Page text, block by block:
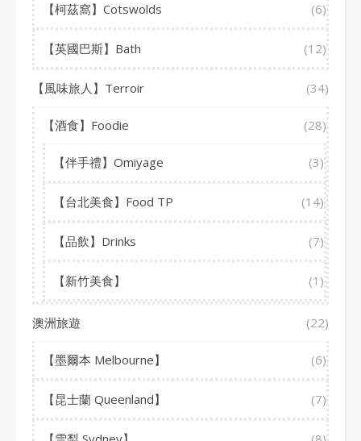
【柯茲窩】Cotswolds (6)
【英國巴斯】Bath (12)
【風味旅人】Terroir (34)
【酒食】Foodie (28)
【伴手禮】Omiyage (3)
【台北美食】Food TP (14)
【品飲】Drinks (7)
【新竹美食】 (1)
澳洲旅遊 (22)
【墨爾本 Melbourne】 (6)
【昆士蘭 Queenland】 (7)